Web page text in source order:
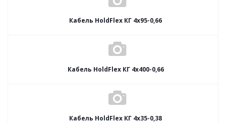
Кабель HoldFlex КГ 4x95-0,66
Кабель HoldFlex КГ 4x400-0,66
Кабель HoldFlex КГ 4x35-0,38